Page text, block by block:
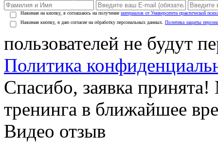
Нажимая на кнопку, я соглашаюсь на получение материалов от Университета практической
Нажимая кнопку, я даю согласие на обработку персональных данных. Политика защиты
пользователей не будут
Политика
Спасибо, заявка
тренинга в ближайшее
Видео отзыв